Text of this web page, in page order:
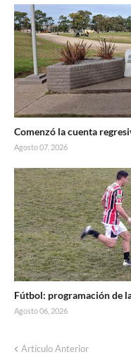
Comenzó la cuenta
Agosto 07, 2026
Fútbol: programación de
Agosto 06, 2026
Artículo Anterior